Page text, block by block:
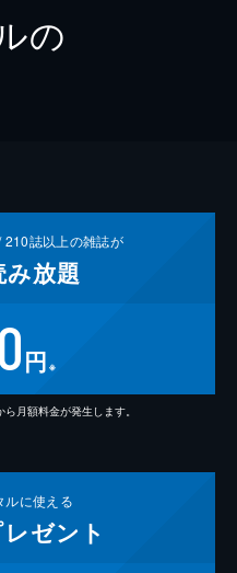
の
210誌以上の雑誌が
み放題
0円 ※
月額料金が発生します。
ルに使える
ゼント